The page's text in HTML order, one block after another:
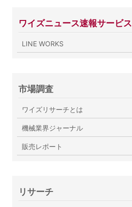
ワイズニュース速報サービス
LINE WORKS
市場調査
ワイズリサーチとは
機械業界ジャーナル
販売レポート
リサーチ